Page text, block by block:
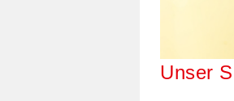
Unser